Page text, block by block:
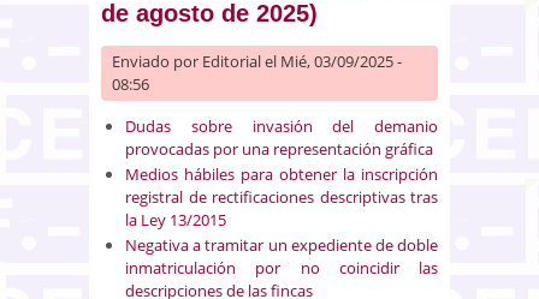
de agosto de 2025)
Enviado por Editorialel Mié, 03/09/2025 -
08:56
Dudas sobre invasión del demanio
provocadas por una representación gráfica
Medios hábiles para obtener la inscripción
registral de rectificaciones descriptivas tras
la Ley 13/2015
Negativa a tramitar un expediente de doble
inmatriculación por no coincidir las
descripciones de las fincas